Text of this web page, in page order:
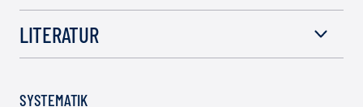
LITERATUR
SYSTEMATIK